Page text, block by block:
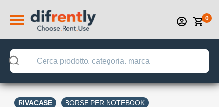
0
RIVACASE BORSE PER NOTEBOOK